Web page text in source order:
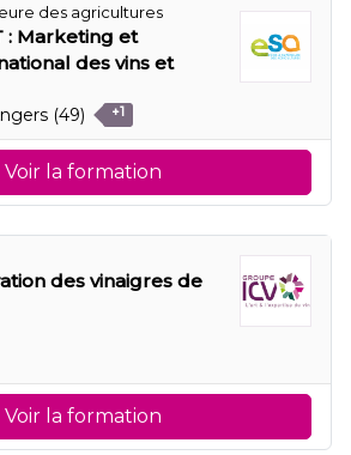
des agricultures
: Marketing et
des vins et
(49) +1
Voir la formation
des vinaigres de
Voir la formation